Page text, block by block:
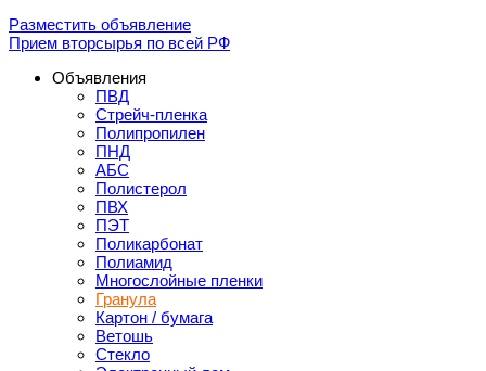
Разместить объявление
Прием вторсырья по всей РФ
Объявления
ПВД
Стрейч-пленка
Полипропилен
ПНД
АБС
Полистерол
ПВХ
ПЭТ
Поликарбонат
Полиамид
Многослойные пленки
Гранула
Картон / бумага
Ветошь
Стекло